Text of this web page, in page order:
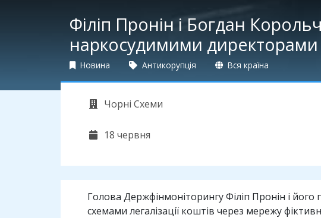
Філіп Пронін і Богдан
наркосудимими директорами
Новина Антикорупція Вся країна
Чорні Схеми
18 червня
Голова Держфінмоніторингу Філіп Пронін і
схемами легалізації коштів через мережу